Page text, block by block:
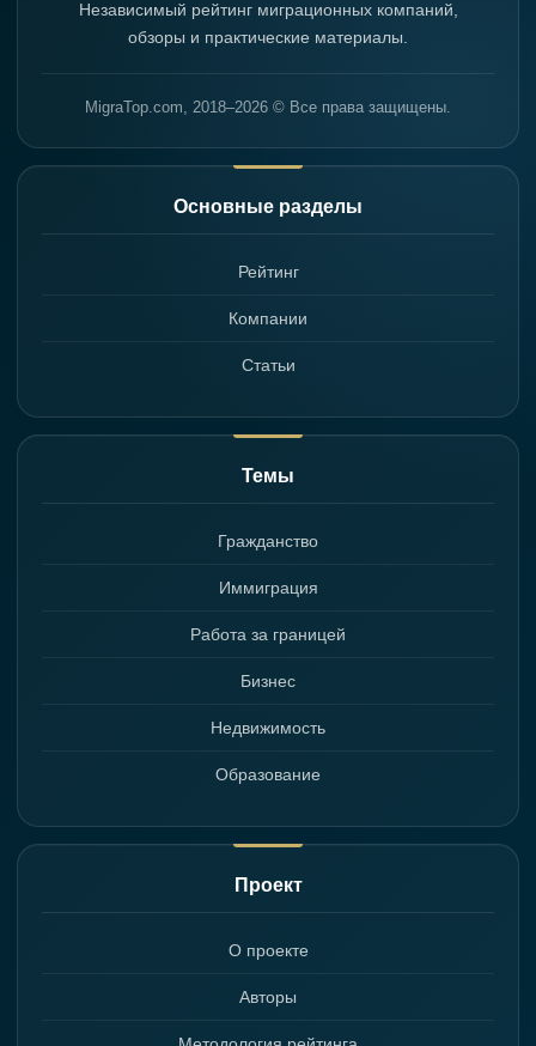
Независимый рейтинг миграционных компаний,
обзоры и практические материалы.
MigraTop.com, 2018–2026 © Все права защищены.
Основные разделы
Рейтинг
Компании
Статьи
Темы
Гражданство
Иммиграция
Работа за границей
Бизнес
Недвижимость
Образование
Проект
О проекте
Авторы